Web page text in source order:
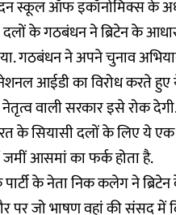
स्कूल ऑफ इकॉनोमिक्स के
दलों के गठबंधन ने ब्रिटेन के
गठबंधन ने अपने चुनाव
आईडी का विरोध करते हुए
वाली सरकार इसे रोक
के सियासी दलों के लिए ये
आसमां का फर्क होता है.
के नेता निक कलेग ने
पर जो भाषण वहां की संसद में